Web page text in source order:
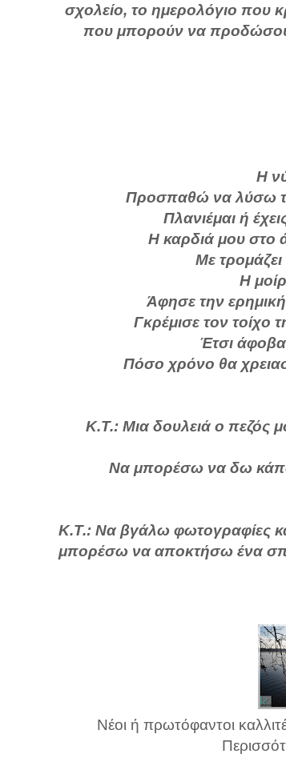
σχολείο, το ημερολόγιο που
που μπορούν να
Η
Προσπαθώ να λύσω
Πλανιέμαι ή
Η καρδιά μου στο
Με
Η
Άφησε την
Γκρέμισε τον τοίχο
Έτσι
Πόσο χρόνο θα
Κ.Τ.: Μια δουλειά ο πεζός
Να μπορέσω να δω
Κ.Τ.: Να βγάλω φωτογραφίες
μπορέσω να αποκτήσω ένα
Νέοι ή πρωτόφαντοι